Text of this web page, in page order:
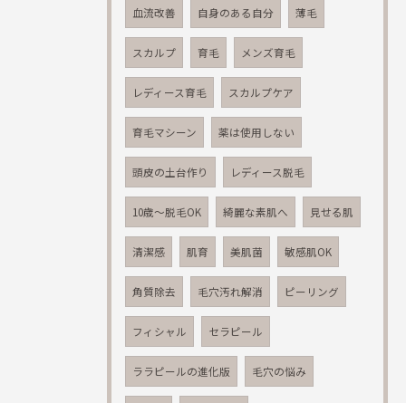
血流改善 自身のある自分 薄毛
スカルプ 育毛 メンズ育毛
レディース育毛 スカルプケア
育毛マシーン 薬は使用しない
頭皮の土台作り レディース脱毛
10歳～脱毛OK 綺麗な素肌へ 見せる肌
清潔感 肌育 美肌菌 敏感肌OK
角質除去 毛穴汚れ解消 ピーリング
フィシャル セラピール
ララピールの進化版 毛穴の悩み